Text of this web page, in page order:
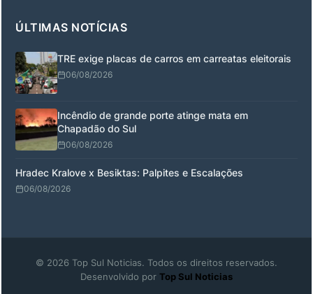
ÚLTIMAS NOTÍCIAS
TRE exige placas de carros em carreatas eleitorais
06/08/2026
Incêndio de grande porte atinge mata em
Chapadão do Sul
06/08/2026
Hradec Kralove x Besiktas: Palpites e Escalações
06/08/2026
© 2026 Top Sul Noticias. Todos os direitos reservados.
Desenvolvido por Top Sul Noticias